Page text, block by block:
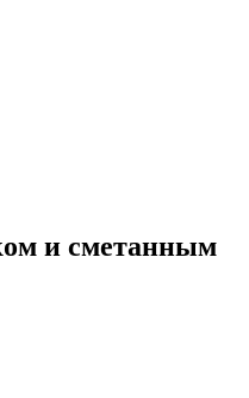
и сметанным